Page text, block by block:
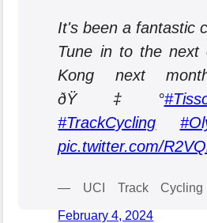
It's been a fantastic
Tune in to the next
Kong next
ðŸ‡°
#TrackCycling
pic.twitter.com/
— UCI Track Cycling
February 4, 2024